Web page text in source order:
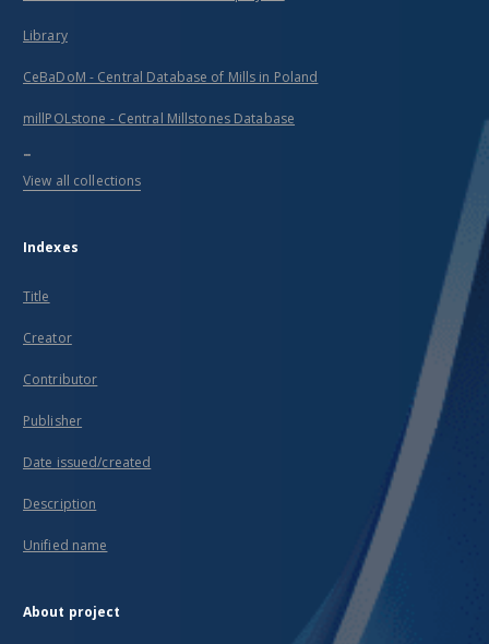
Library
CeBaDoM - Central Database of Mills in Poland
millPOLstone - Central Millstones Database
...
View all collections
Indexes
Title
Creator
Contributor
Publisher
Date issued/created
Description
Unified name
About project